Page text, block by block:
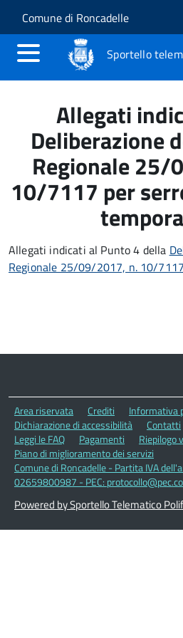
Salta al contenuto
Skip to site navigation
Comune di Roncadelle
Sportello
Allegati
Deliberazione
Regionale 25/
10/7117 per
Allegati indicati al Punto 4 della
Regionale 25/09/2017, n. 10/
Area riservata Crediti Informativa
Dichiarazione di accessibilità
Contatti
Leggi le FAQ
Pagamenti
Riepilogo
Piano di miglioramento dei servizi
Comune di Roncadelle - Partita IVA
02659800987 - PEC:
Powered by Sportello Telematico